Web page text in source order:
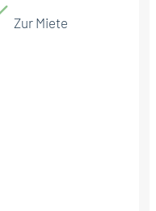
Zur Miete